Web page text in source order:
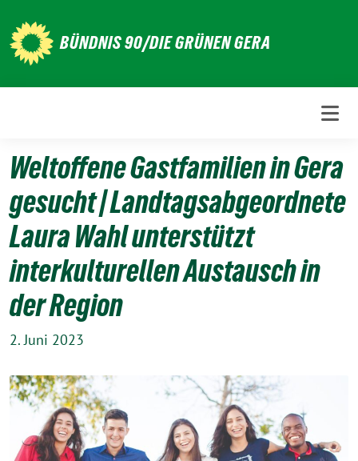
zum
Inhalt
BÜNDNIS 90/DIE GRÜNEN GERA
Weltoffene Gastfamilien in Gera
gesucht | Landtagsabgeordnete
Laura Wahl unterstützt
interkulturellen Austausch in
der Region
2. Juni 2023